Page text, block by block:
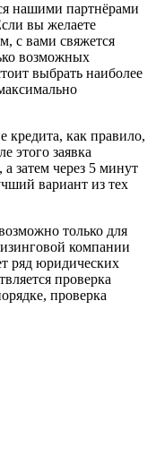
нашими партнёрами
вы желаете
с вами свяжется
возможных
выбрать наиболее
кредита, как правило,
этого заявка
а затем через 5 минут
вариант из тех
только для
компании
ряд юридических
проверка
проверка